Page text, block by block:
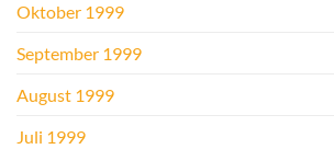
Oktober 1999
September 1999
August 1999
Juli 1999